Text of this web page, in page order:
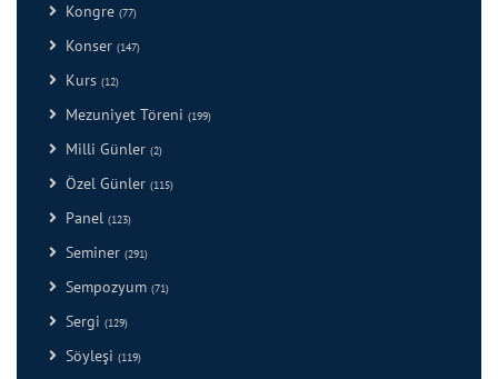
Kongre (77)
Konser (147)
Kurs (12)
Mezuniyet Töreni (199)
Milli Günler (2)
Özel Günler (115)
Panel (123)
Seminer (291)
Sempozyum (71)
Sergi (129)
Söyleşi (119)